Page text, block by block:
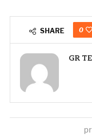
SHARE 0
GR